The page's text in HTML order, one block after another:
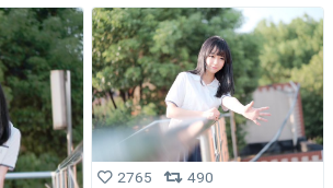
2765
490